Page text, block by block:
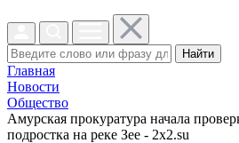
Найти
Главная
Новости
Общество
Амурская прокуратура начала
подростка на реке Зее - 2x2.su